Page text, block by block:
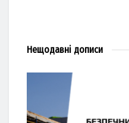
Нещодавні дописи